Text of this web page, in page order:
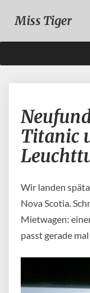
Miss Tiger
Titanic
Wir landen
Nova Scotia.
Mietwagen:
passt gerade